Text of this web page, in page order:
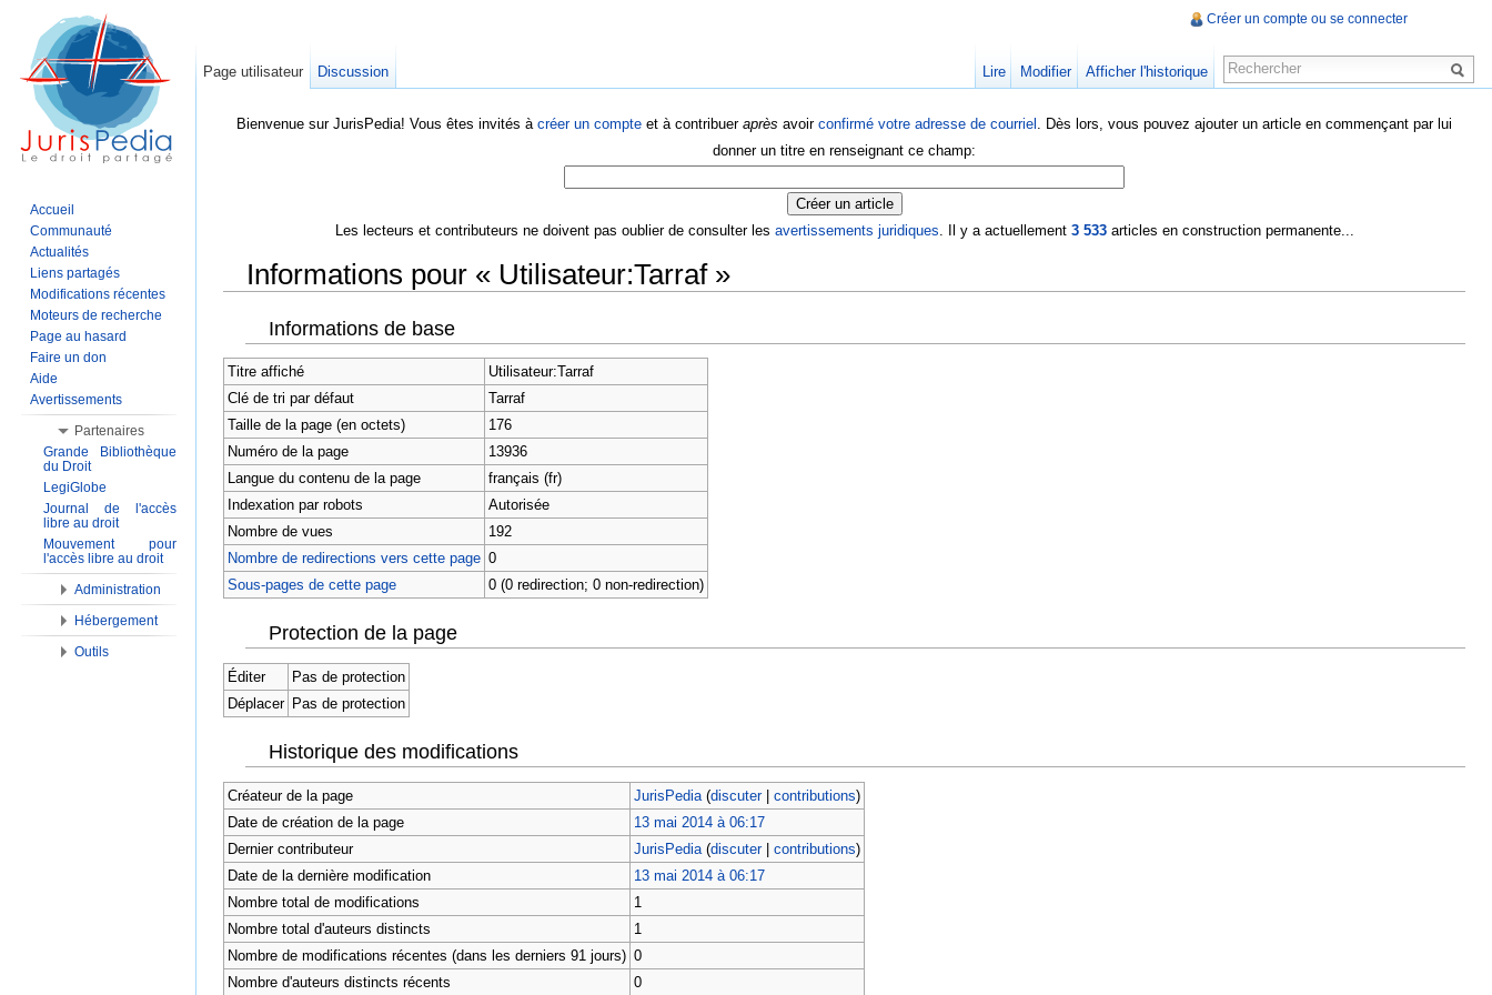
Bienvenue sur JurisPedia! Vous êtes invités à créer un compte et à contribuer après avoir confirmé votre adresse de courriel . Dès lors, vous pouvez ajouter un article en commençant par lui
donner un titre en renseignant ce champ:
Les lecteurs et contributeurs ne doivent pas oublier de consulter les avertissements juridiques. Il y a actuellement 3 533articles en construction permanente...
Informations pour « Utilisateur:Tarraf »
Informations de base
Titre affiché
Utilisateur:Tarraf
Clé de tri par défaut
Tarraf
Taille de la page (en octets)
176
Numéro de la page
13936
Langue du contenu de la page
français (fr)
Indexation par robots
Autorisée
Nombre de vues
192
Nombre de redirections vers cette page 0
Sous-pages de cette page
0 (0 redirection; 0 non-redirection)
Protection de la page
Éditer
Pas de protection
Déplacer
Pas de protection
Historique des modifications
Créateur de la page JurisPedia (discuter| contributions)
Date de création de la page
13 mai 2014 à 06:17
Dernier contributeur
JurisPedia (discuter| contributions)
Date de la dernière modification
13 mai 2014 à 06:17
Nombre total de modifications
1
Nombre total d'auteurs distincts
1
Nombre de modifications récentes (dans les derniers 91 jours) 0
Nombre d'auteurs distincts récents
0
Créer un compte ou se connecter
Page utilisateur Discussion Lire Modifier Afficher l'historique
Accueil
Communauté
Actualités
Liens partagés
Modifications récentes
Moteurs de recherche
Page au hasard
Faire un don
Aide
Avertissements
Partenaires
Grande Bibliothèque
du Droit
LegiGlobe
Journal de l'accès
libre au droit
Mouvement pour
l'accès libre au droit
Administration
Hébergement
Outils